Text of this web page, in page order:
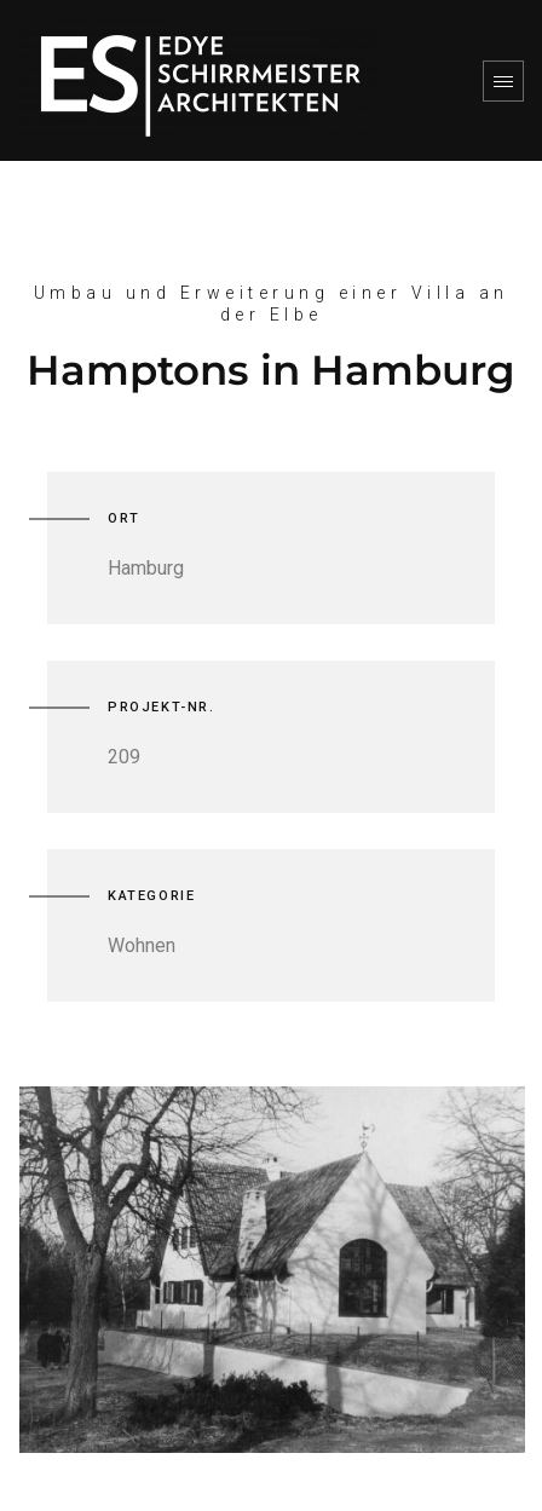
Umbau und Erweiterung einer Villa an
der Elbe
Hamptons in Hamburg
ORT
Hamburg
PROJEKT-NR.
209
KATEGORIE
Wohnen